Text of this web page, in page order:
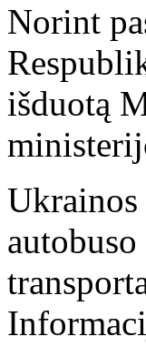
Norint
išduotą